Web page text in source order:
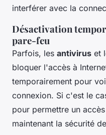
interférer avec la
Désactivation
pare-feu
Parfois, les antivirus et
bloquer l'accès à
temporairement pour
connexion. Si c'est le
pour permettre un
maintenant la sécurité